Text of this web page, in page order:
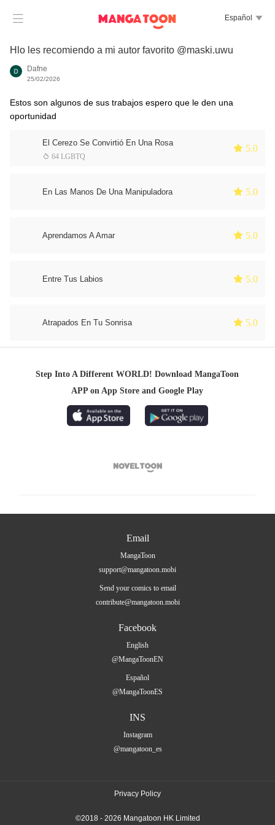
 Español 
Hlo les recomiendo a mi autor favorito @maski.uwu
Dafne
25/02/2026
Estos son algunos de sus trabajos espero que le den una
oportunidad
El Cerezo Se Convirtió En Una Rosa
 64 LGBTQ
 5.0
En Las Manos De Una Manipuladora  5.0
Aprendamos A Amar  5.0
Entre Tus Labios  5.0
Atrapados En Tu Sonrisa  5.0
Step Into A Different WORLD! Download MangaToon
APP on App Store and Google Play

Email
MangaToon
support@mangatoon.mobi
Send your comics to email
contribute@mangatoon.mobi
Facebook
English
@MangaToonEN
Español
@MangaToonES
INS
Instagram
@mangatoon_es
Privacy Policy
©2018 - 2026 Mangatoon HK Limited